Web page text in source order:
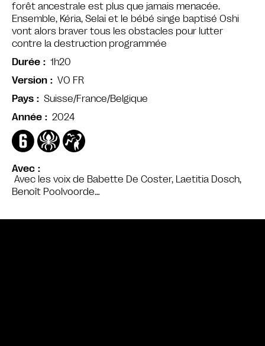
Avec
Avec les voix de Babette De Coster, Laetitia Dosch,
Benoît Poolvoorde…
forêt ancestrale est plus que jamais menacée.
Ensemble, Kéria, Selaï et le bébé singe baptisé Oshi
vont alors braver tous les obstacles pour lutter
contre la destruction programmée
Durée
1h20
Version
VO FR
Pays
Suisse/France/Belgique
Année
2024